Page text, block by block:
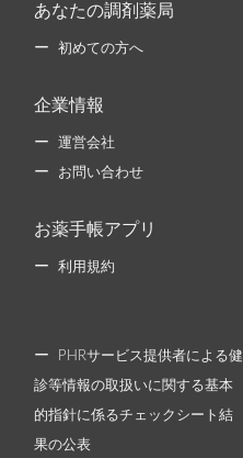
あなたの調剤薬局
初めての方へ
企業情報
運営会社
お問い合わせ
お薬手帳アプリ
利用規約
PHRサービス提供者による健
診等情報の取扱いに関する基本
的指針に係るチェックシート結
果の公表